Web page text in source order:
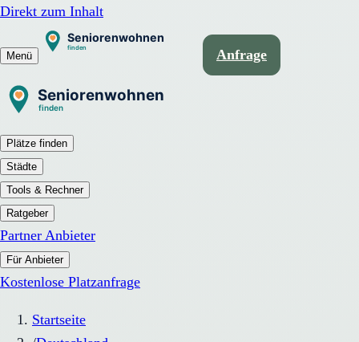
Direkt zum Inhalt
Menü Anfrage
Plätze finden
Städte
Tools & Rechner
Ratgeber
Partner Anbieter
Für Anbieter
Kostenlose Platzanfrage
Startseite